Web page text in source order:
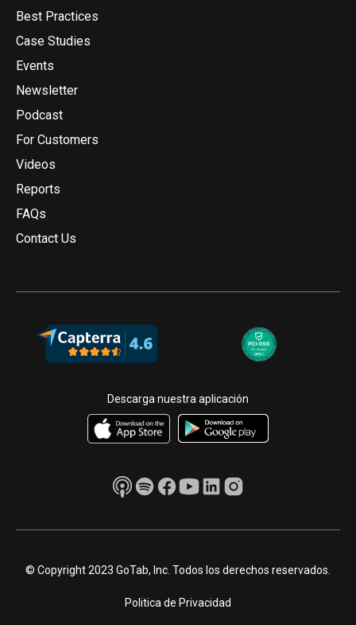
Best Practices
Case Studies
Events
Newsletter
Podcast
For Customers
Videos
Reports
FAQs
Contact Us
Descarga nuestra aplicación
© Copyright 2023 GoTab, Inc. Todos los derechos reservados.
Politica de Privacidad